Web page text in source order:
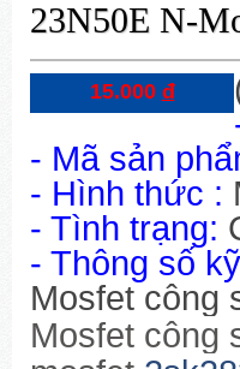
23N50E N-
15.000 đ
- Mã sản
- Hình thức :
- Tình trạng:
- Thông số
Mosfet công
Mosfet công